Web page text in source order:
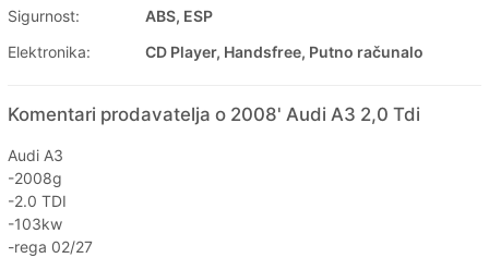
Sigurnost:
ABS, ESP
Elektronika:
CD Player, Handsfree, Putno računalo
Komentari prodavatelja o 2008' Audi A3 2,0 Tdi
Audi A3
-2008g
-2.0 TDI
-103kw
-rega 02/27